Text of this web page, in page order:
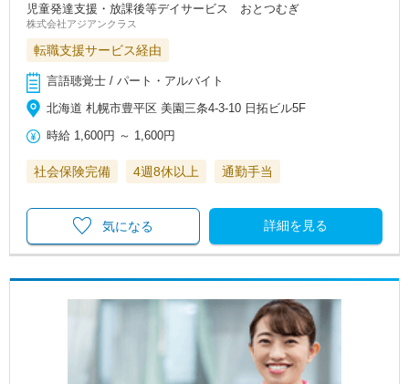
児童発達支援・放課後等デイサービス おとつむぎ
株式会社アジアンクラス
転職支援サービス経由
言語聴覚士 / パート・アルバイト
北海道 札幌市豊平区 美園三条4-3-10 日拓ビル5F
時給 1,600円 ～ 1,600円
社会保険完備 4週8休以上 通勤手当
詳細を見る
気になる